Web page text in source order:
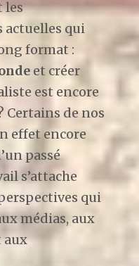
les
actuelles qui
format :
et créer
est encore
de nos
effet encore
passé
s’attache
qui
médias, aux
aux